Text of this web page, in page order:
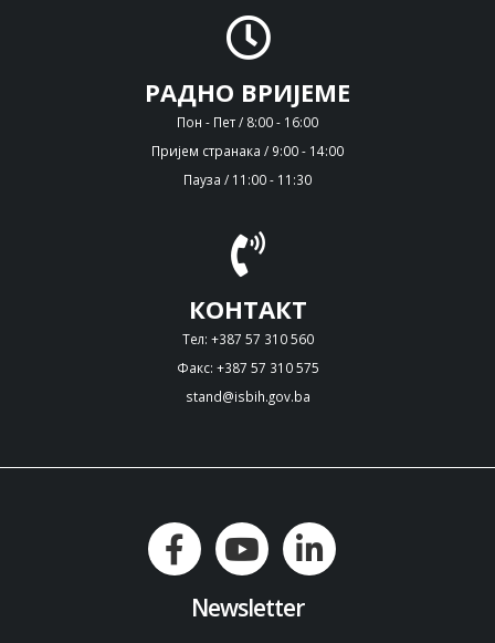
РАДНО ВРИЈЕМЕ
Пон - Пет / 8:00 - 16:00
Пријем странака / 9:00 - 14:00
Пауза / 11:00 - 11:30
КОНТАКТ
Тел: +387 57 310 560
Факс: +387 57 310 575
stand@isbih.gov.ba
Newsletter